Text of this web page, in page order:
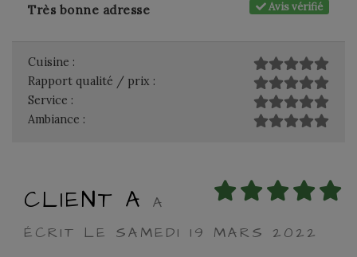
Avis vérifié
Très bonne adresse
Cuisine :
Rapport qualité / prix :
Service :
Ambiance :
CLIENT A
A
ÉCRIT LE SAMEDI 19 MARS 2022